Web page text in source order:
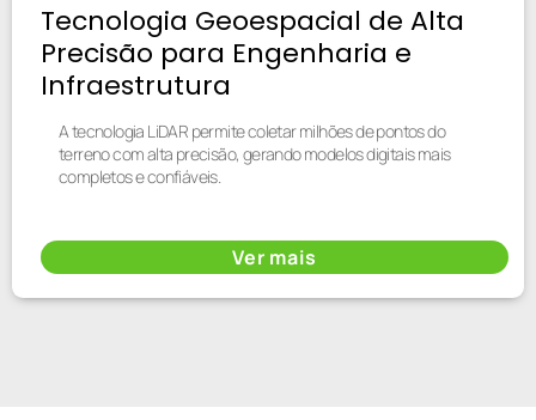
Tecnologia Geoespacial de Alta
Precisão para Engenharia e
Infraestrutura
A tecnologia LiDAR permite coletar milhões de pontos do
terreno com alta precisão, gerando modelos digitais mais
completos e confiáveis.
Ver mais